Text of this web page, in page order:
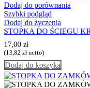
Dodaj do porównania
Szybki podgląd
Dodaj do życzenia
STOPKA DO ŚCIEGU
17,00 zł
(13,82 zł netto)
Dodaj do koszyka